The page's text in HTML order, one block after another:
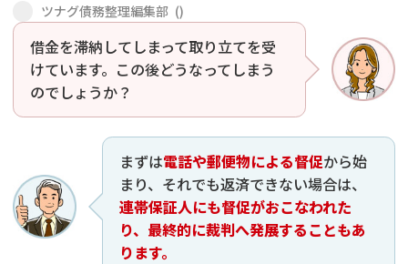
消費者金融・サラ金
過払金
借金問題
ツナグ債務整理編集部 ()
借金を滞納してしまって取り立てを受
けています。この後どうなってしまう
のでしょうか？
まずは電話や郵便物による督促から始
まり、それでも返済できない場合は、
連帯保証人にも督促がおこなわれた
り、最終的に裁判へ発展することもあ
ります。